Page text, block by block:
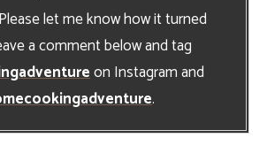
Please let me know how it turned
a comment below and tag
on Instagram and
.